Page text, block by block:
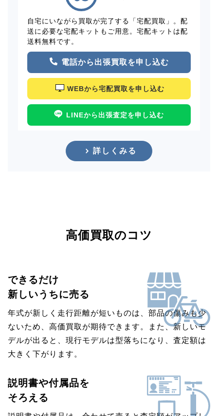
自宅にいながら買取が完了する「宅配買取」。配
送に必要な宅配キットもご用意。宅配キットは配
送料無料です。
電話から出張買取を申し込む
WEBから宅配買取を申し込む
LINEから出張査定を申し込む
詳しくみる
高価買取のコツ
できるだけ
新しいうちに売る
年式が新しく走行距離が短いものは、部品の傷みも少
ないため、高価買取が期待できます。また、新しいモ
デルが出ると、現行モデルは型落ちになり、査定額は
大きく下がります。
説明書や付属品を
そろえる